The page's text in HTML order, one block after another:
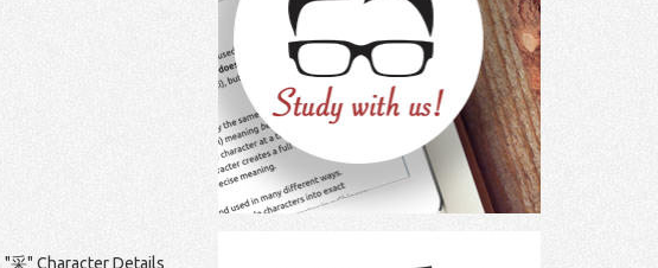
"采" Character Details